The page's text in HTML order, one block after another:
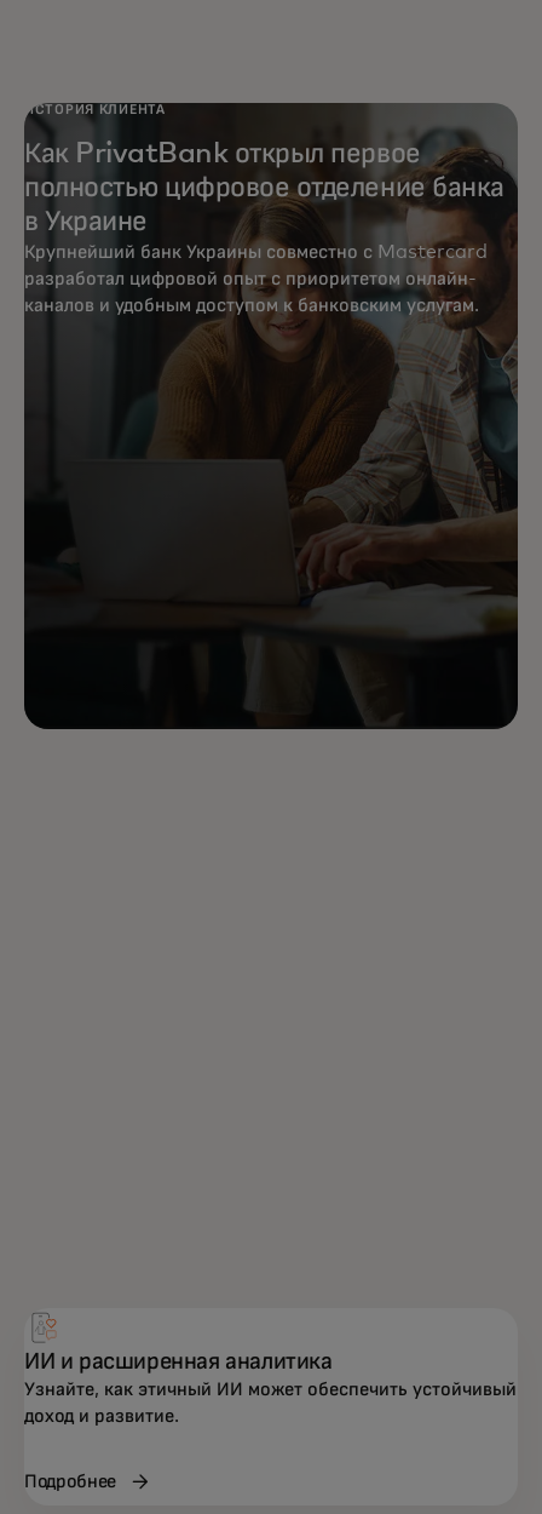
ИСТОРИЯ КЛИЕНТА
Как PrivatBank открыл первое
полностью цифровое отделение банка
в Украине
Крупнейший банк Украины совместно с Mastercard
разработал цифровой опыт с приоритетом онлайн-
каналов и удобным доступом к банковским услугам.
ИИ и расширенная аналитика
Узнайте, как этичный ИИ может обеспечить устойчивый
доход и развитие.
Подробнее